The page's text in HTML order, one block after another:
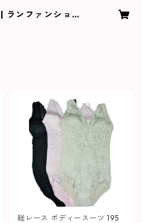
ランファンショッ
総レース ボディースーツ 195